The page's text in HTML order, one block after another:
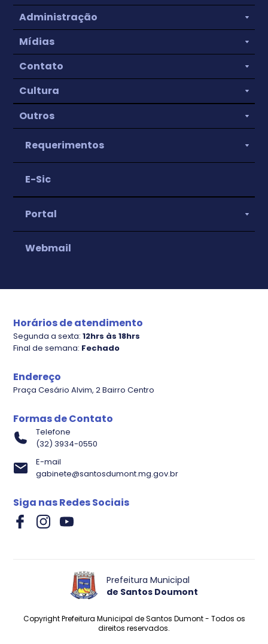
Administração
Mídias
Contato
Cultura
Outros
Requerimentos
E-Sic
Portal
Webmail
Horários de atendimento
Segunda a sexta:12hrs às 18hrs
Final de semana: Fechado
Endereço
Praça Cesário Alvim, 2 Bairro Centro
Formas de Contato
Telefone
(32) 3934-0550
E-mail
gabinete@santosdumont.mg.gov.br
Siga nas Redes Sociais
Prefeitura Municipal
de Santos Doumont
Copyright Prefeitura Municipal de Santos Dumont - Todos os
direitos reservados.